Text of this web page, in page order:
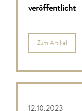
veröffentlicht
Zum Artikel
12.10.2023